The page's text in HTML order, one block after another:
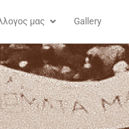
μας Gallery